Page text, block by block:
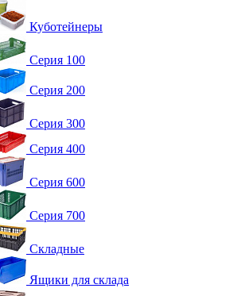
Куботейнеры
Серия 100
Серия 200
Серия 300
Серия 400
Серия 600
Серия 700
Складные
Ящики для склада